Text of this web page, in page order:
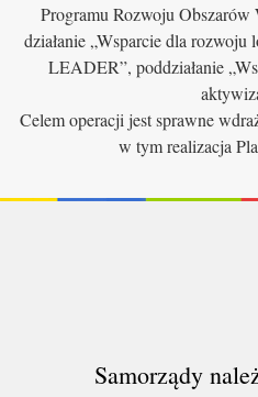
Programu Rozwoju
działanie „Wsparcie dla
LEADER”, poddziałanie
Celem operacji jest sprawne
w tym realizacja
Samorządy